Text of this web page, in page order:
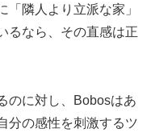
「隣人より立派な家」
るなら、その直感は正
のに対し、Bobosはあ
分の感性を刺激するツ